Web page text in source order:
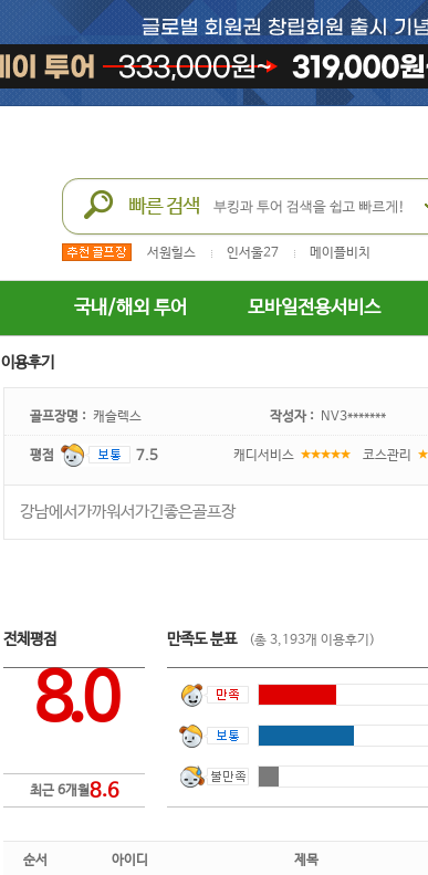
서원힐스 인서울27 메이플비치
국내/해외 투어 모바일전용서비스
이용후기
골프장명 : 캐슬렉스 작성자 : NV3*******
평점 7.5 캐디서비스 코스관리
강남에서가까워서가긴좋은골프장
전체평점
8.0
최근 6개월8.6
만족도 분표 (총 3,193개 이용후기)
순서 아이디 제목